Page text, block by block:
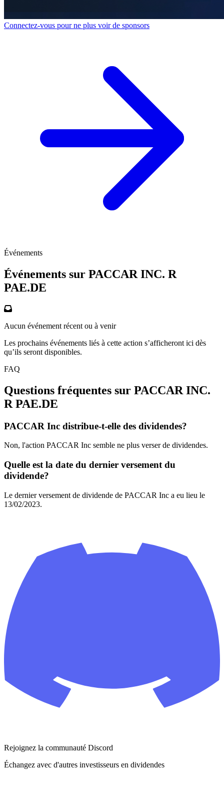
Connectez-vous pour ne plus voir de sponsors
Événements
Événements sur PACCAR INC. R
PAE.DE
Aucun événement récent ou à venir
Les prochains événements liés à cette action s’afficheront ici dès
qu’ils seront disponibles.
FAQ
Questions fréquentes sur PACCAR INC.
R PAE.DE
PACCAR Inc distribue-t-elle des dividendes?
Non, l'action PACCAR Inc semble ne plus verser de dividendes.
Quelle est la date du dernier versement du
dividende?
Le dernier versement de dividende de PACCAR Inc a eu lieu le
13/02/2023.
Rejoignez la communauté Discord
Échangez avec d'autres investisseurs en dividendes